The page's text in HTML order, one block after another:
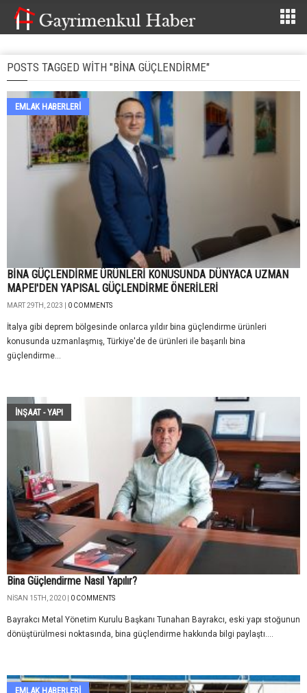
POSTS TAGGED WITH "BINA GÜÇLENDIRME"
EMLAK HABERLERI
BİNA GÜÇLENDİRME ÜRÜNLERİ KONUSUNDA DÜNYACA UZMAN
MAPEI'DEN YAPISAL GÜÇLENDİRME ÖNERİLERİ
MART 29TH, 2023 | 0 COMMENTS
İtalya gibi deprem bölgesinde onlarca yıldır bina güçlendirme ürünleri
konusunda uzmanlaşmış, Türkiye'de de ürünleri ile başarılı bina
güçlendirme...
İNŞAAT - YAPI
Bina Güçlendirme Nasıl Yapılır?
NISAN 15TH, 2020 | 0 COMMENTS
Bayrakcı Metal Yönetim Kurulu Başkanı Tunahan Bayrakcı, eski yapı stoğunun
dönüştürülmesi noktasında, bina güçlendirme hakkında bilgi paylaştı....
EMLAK HABERLERI